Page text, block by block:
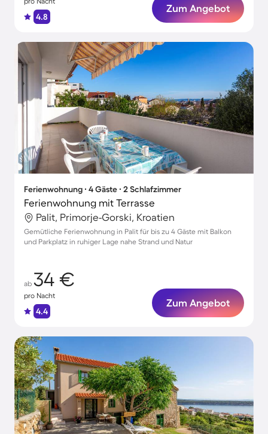
4.8
Zum Angebot
Ferienwohnung ∙ 4 Gäste ∙ 2 Schlafzimmer
Ferienwohnung mit Terrasse
Palit, Primorje-Gorski, Kroatien
Gemütliche Ferienwohnung in Palit für bis zu 4 Gäste mit Balkon
und Parkplatz in ruhiger Lage nahe Strand und Natur
ab 34 €
pro Nacht
4.4
Zum Angebot